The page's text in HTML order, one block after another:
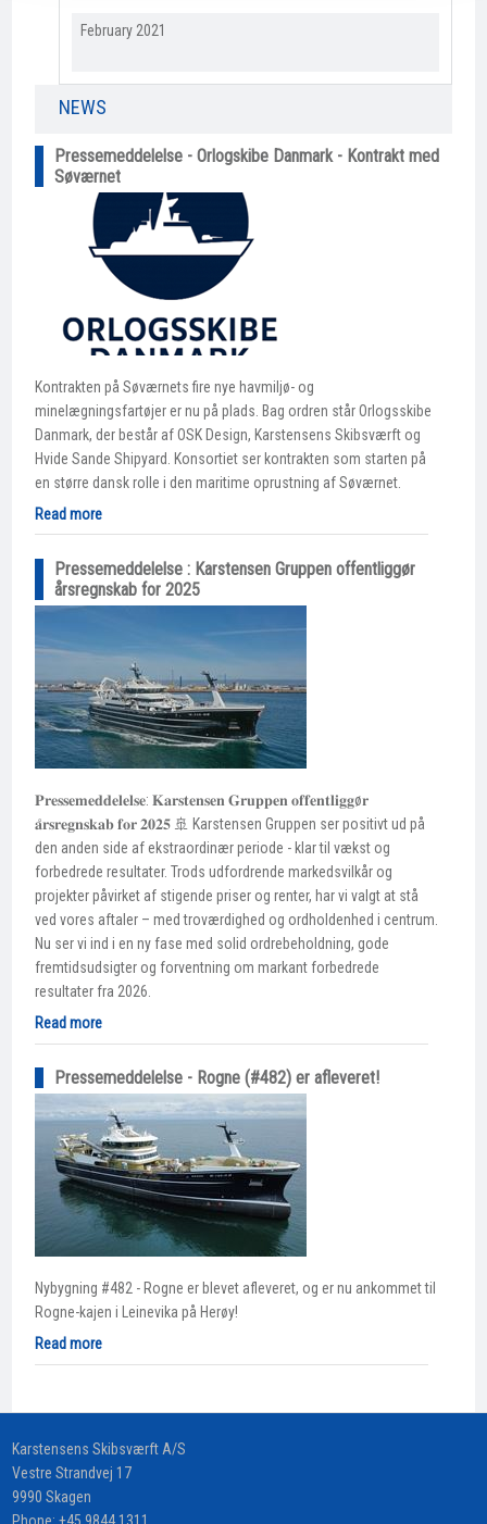
February 2021​
NEWS​
Pressemeddelelse - Orlogskibe Danmark - Kontrakt med
Søværnet
Kontrakten på Søværnets fire nye havmiljø- og
minelægningsfartøjer er nu på plads. Bag ordren står Orlogsskibe
Danmark, der består af OSK Design, Karstensens Skibsværft og
Hvide Sande Shipyard. Konsortiet ser kontrakten som starten på
en større dansk rolle i den maritime oprustning af Søværnet.
Read more
Pressemeddelelse : Karstensen Gruppen offentliggør
årsregnskab for 2025
𝐏𝐫𝐞𝐬𝐬𝐞𝐦𝐞𝐝𝐝𝐞𝐥𝐞𝐥𝐬𝐞: 𝐊𝐚𝐫𝐬𝐭𝐞𝐧𝐬𝐞𝐧 𝐆𝐫𝐮𝐩𝐩𝐞𝐧 𝐨𝐟𝐟𝐞𝐧𝐭𝐥𝐢𝐠𝐠ø𝐫
𝐚̊𝐫𝐬𝐫𝐞𝐠𝐧𝐬𝐤𝐚𝐛 𝐟𝐨𝐫 𝟐𝟎𝟐𝟓 🚢 Karstensen Gruppen ser positivt ud på
den anden side af ekstraordinær periode - klar til vækst og
forbedrede resultater. Trods udfordrende markedsvilkår og
projekter påvirket af stigende priser og renter, har vi valgt at stå
ved vores aftaler – med troværdighed og ordholdenhed i centrum.
Nu ser vi ind i en ny fase med solid ordrebeholdning, gode
fremtidsudsigter og forventning om markant forbedrede
resultater fra 2026.
Read more
Pressemeddelelse - Rogne (#482) er afleveret!
Nybygning #482 - Rogne er blevet afleveret, og er nu ankommet til
Rogne-kajen i Leinevika på Herøy!
Read more
​Karstensens Skibsværft A/S
Vestre Strandvej 17
9990 Skagen
Phone: +45 9844 1311